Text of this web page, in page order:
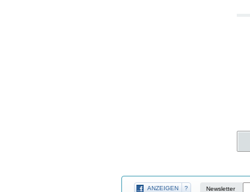
ANZEIGEN ? Newsletter